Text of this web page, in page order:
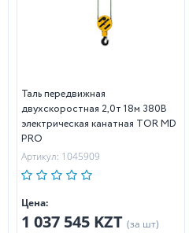
Таль передвижная
двухскоростная 2,0т 18м 380В
электрическая канатная TOR MD
PRO
Артикул: 1045909
Цена:
1 037 545 KZT (за шт)